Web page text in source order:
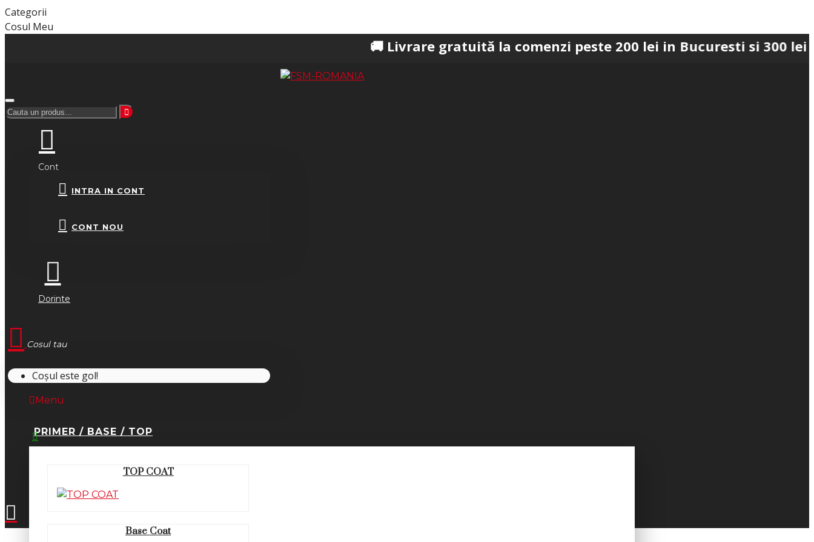
Categorii
Cosul Meu
🚚 Livrare gratuită la comenzi peste 200 lei in Bucuresti si 300 lei in
Cont
INTRA IN CONT
CONT NOU
Dorinte
Cosul tau
Coșul este gol!
Menu
PRIMER / BASE / TOP
TOP COAT
Base Coat
0745.677.518
office@fsm-romania.ro